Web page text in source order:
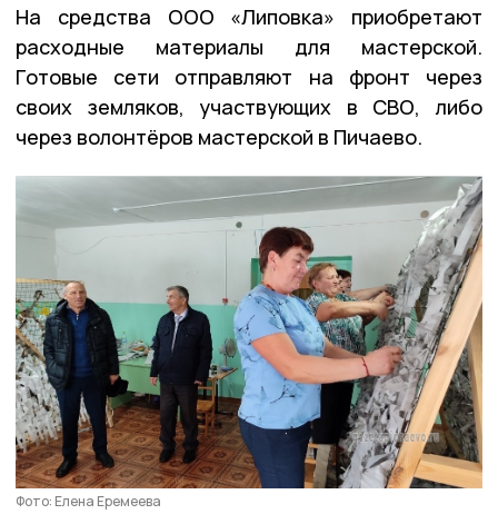
На средства ООО «Липовка» приобретают
расходные материалы для мастерской.
Готовые сети отправляют на фронт через
своих земляков, участвующих в СВО, либо
через волонтёров мастерской в Пичаево.
Фото: Елена Еремеева